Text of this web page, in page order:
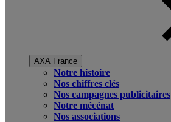
AXA France
Notre histoire
Nos chiffres clés
Nos campagnes publicitaires
Notre mécénat
Nos associations